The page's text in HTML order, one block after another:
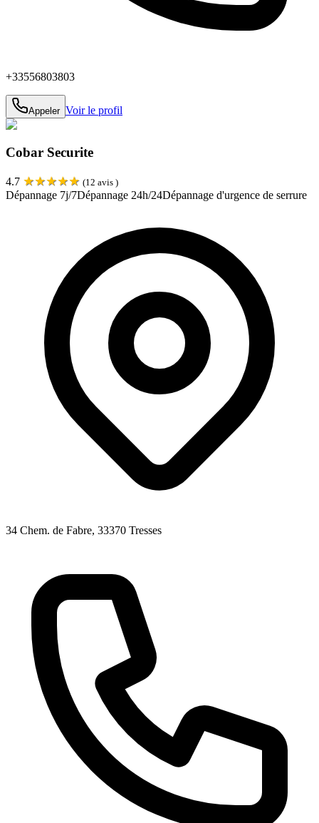
+33556803803
Appeler Voir le profil
Cobar Securite
4.7 ★★★★★ (12 avis )
Dépannage 7j/7Dépannage 24h/24Dépannage d'urgence de serrure
34 Chem. de Fabre, 33370 Tresses